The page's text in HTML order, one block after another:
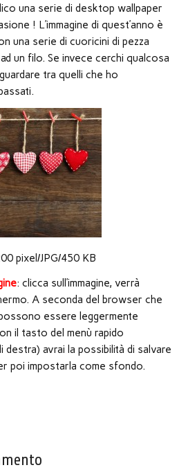
(Si
in
nuova
mail
un
amico
(Si
in
nuova
finestra)
una serie di desktop wallpaper
! L’immagine di quest’anno è
una serie di cuoricini di pezza
un filo. Se invece cerchi qualcosa
tra quelli che ho
pixel/JPG/450 KB
: clicca sull’immagine, verrà
A seconda del browser che
essere leggermente
il tasto del menù rapido
destra) avrai la possibilità di salvare
poi impostarla come sfondo.